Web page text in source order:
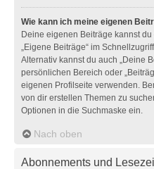
Wie kann ich meine eigenen
Deine eigenen Beiträge kannst
„Eigene Beiträge“ im
Alternativ kannst du auch „Deine
persönlichen Bereich oder
eigenen Profilseite verwenden.
von dir erstellen Themen zu
Optionen in die Suchmaske ein.
Nach oben
Abonnements und